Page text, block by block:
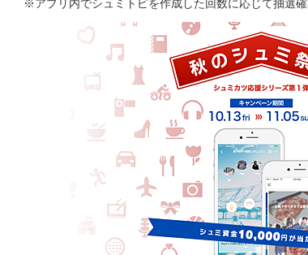
※アプリ内でシュミトピを作成した回数に応じて抽選確